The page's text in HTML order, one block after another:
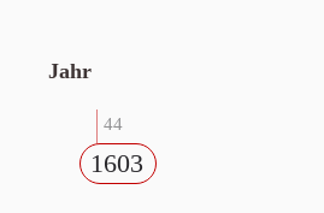
Jahr
44
1603